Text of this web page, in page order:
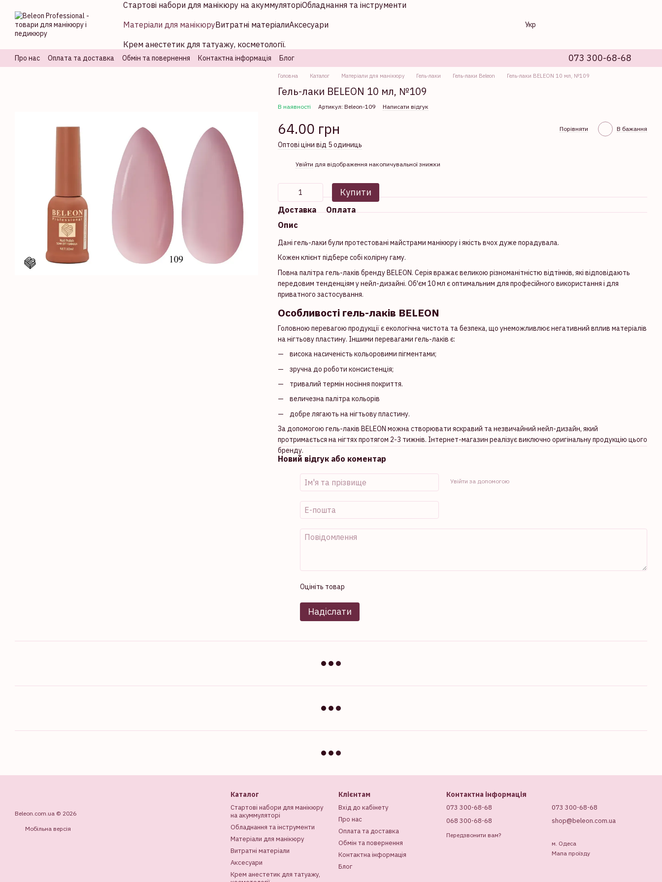
Стартові набори для манікюру на акуммуляторіОбладнання та інструменти
Матеріали для манікюруВитратні матеріалиАксесуари
Крем анестетик для татуажу, косметології.
Укр
Про нас Оплата та доставка Обмін та повернення Контактна інформація Блог 073 300-68-68
Головна Каталог Матеріали для манікюру Гель-лаки Гель-лаки Beleon Гель-лаки BELEON 10 мл, №109
Гель-лаки BELEON 10 мл, №109
В наявності Артикул: Beleon-109 Написати відгук
64.00 грн Порівняти В бажання
Оптові ціни від 5 одиниць
Увійти для відображення накопичувальної знижки
Купити
Доставка
Оплата
Опис
Дані гель-лаки були протестовані майстрами манікюру і якість вчох дуже порадувала.
Кожен клієнт підбере собі колірну гаму.
Повна палітра гель-лаків бренду BELEON. Серія вражає великою різноманітністю відтінків, які відповідають
передовим тенденціям у нейл-дизайні. Об'єм 10 мл є оптимальним для професійного використання і для
приватного застосування.
Особливості гель-лаків BELEON
Головною перевагою продукції є екологічна чистота та безпека, що унеможливлює негативний вплив матеріалів
на нігтьову пластину. Іншими перевагами гель-лаків є:
висока насиченість кольоровими пігментами;
зручна до роботи консистенція;
тривалий термін носіння покриття.
величезна палітра кольорів
добре лягають на нігтьову пластину.
За допомогою гель-лаків BELEON можна створювати яскравий та незвичайний нейл-дизайн, який
протримається на нігтях протягом 2-3 тижнів. Інтернет-магазин реалізує виключно оригінальну продукцію цього
бренду.
Новий відгук або коментар
Увійти за допомогою
Оцініть товар
Надіслати
Beleon.com.ua © 2026
Мобільна версія
Каталог
Стартові набори для манікюру
на акуммуляторі
Обладнання та інструменти
Матеріали для манікюру
Витратні матеріали
Аксесуари
Крем анестетик для татуажу,
Клієнтам
Вхід до кабінету
Про нас
Оплата та доставка
Обмін та повернення
Контактна інформація
Блог
Контактна інформація
073 300-68-68
068 300-68-68
Передзвонити вам?
073 300-68-68
shop@beleon.com.ua
м. Одеса
Мапа проїзду